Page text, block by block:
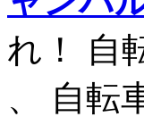
れ！ 自
、 自転